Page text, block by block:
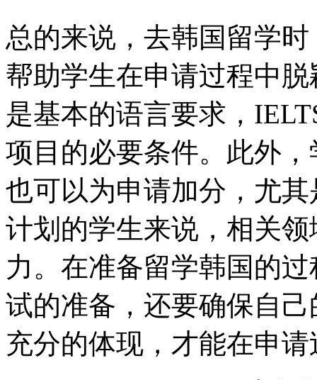
总的来说，去韩国留学
帮助学生在申请过程中
是基本的语言要求，
项目的必要条件。此外
也可以为申请加分，尤
计划的学生来说，相关
力。在准备留学韩国的
试的准备，还要确保自
充分的体现，才能在申